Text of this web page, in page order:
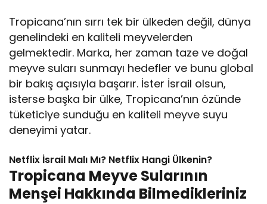
Tropicana’nın sırrı tek bir ülkeden değil, dünya
genelindeki en kaliteli meyvelerden
gelmektedir. Marka, her zaman taze ve doğal
meyve suları sunmayı hedefler ve bunu global
bir bakış açısıyla başarır. İster İsrail olsun,
isterse başka bir ülke, Tropicana’nın özünde
tüketiciye sunduğu en kaliteli meyve suyu
deneyimi yatar.
Netflix İsrail Malı Mı? Netflix Hangi Ülkenin?
Tropicana Meyve Sularının
Menşei Hakkında Bilmedikleriniz